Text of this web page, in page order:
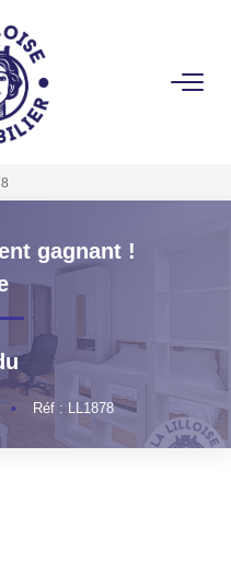
Paris-Plage
gagnant !
• Réf : LL1878